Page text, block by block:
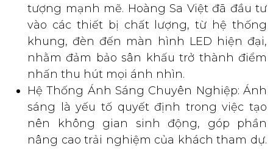
tượng mạnh mẽ. Hoàng Sa Việt đã đầu tư
vào các thiết bị chất lượng, từ hệ thống
khung, đèn đến màn hình LED hiện đại,
nhằm đảm bảo sân khấu trở thành điểm
nhấn thu hút mọi ánh nhìn.
Hệ Thống Ánh Sáng Chuyên Nghiệp: Ánh
sáng là yếu tố quyết định trong việc tạo
nên không gian sinh động, góp phần
nâng cao trải nghiệm của khách tham dự.